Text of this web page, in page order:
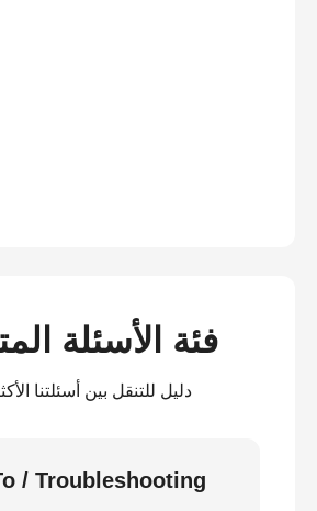
فئة الأسئلة
دليل للتنقل بين أسئلتنا الأكثر
/ Troubleshooting